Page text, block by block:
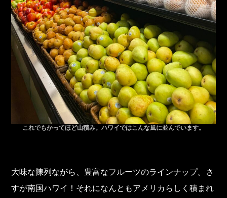
これでもかってほど山積み。ハワイではこんな風に並んでいます。
大味な陳列ながら、豊富なフルーツのラインナップ。さ
すが南国ハワイ！それになんともアメリカらしく積まれ